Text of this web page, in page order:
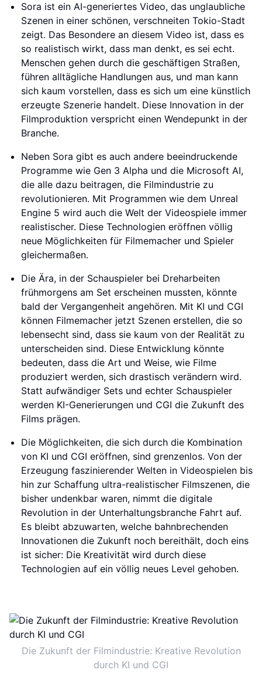
Sora ist ein AI-generiertes Video, das unglaubliche
Szenen in einer schönen, verschneiten Tokio-Stadt
zeigt. Das Besondere an diesem Video ist, dass es
so realistisch wirkt, dass man denkt, es sei echt.
Menschen gehen durch die geschäftigen Straßen,
führen alltägliche Handlungen aus, und man kann
sich kaum vorstellen, dass es sich um eine künstlich
erzeugte Szenerie handelt. Diese Innovation in der
Filmproduktion verspricht einen Wendepunkt in der
Branche.
Neben Sora gibt es auch andere beeindruckende
Programme wie Gen 3 Alpha und die Microsoft AI,
die alle dazu beitragen, die Filmindustrie zu
revolutionieren. Mit Programmen wie dem Unreal
Engine 5 wird auch die Welt der Videospiele immer
realistischer. Diese Technologien eröffnen völlig
neue Möglichkeiten für Filmemacher und Spieler
gleichermaßen.
Die Ära, in der Schauspieler bei Dreharbeiten
frühmorgens am Set erscheinen mussten, könnte
bald der Vergangenheit angehören. Mit KI und CGI
können Filmemacher jetzt Szenen erstellen, die so
lebensecht sind, dass sie kaum von der Realität zu
unterscheiden sind. Diese Entwicklung könnte
bedeuten, dass die Art und Weise, wie Filme
produziert werden, sich drastisch verändern wird.
Statt aufwändiger Sets und echter Schauspieler
werden KI-Generierungen und CGI die Zukunft des
Films prägen.
Die Möglichkeiten, die sich durch die Kombination
von KI und CGI eröffnen, sind grenzenlos. Von der
Erzeugung faszinierender Welten in Videospielen bis
hin zur Schaffung ultra-realistischer Filmszenen, die
bisher undenkbar waren, nimmt die digitale
Revolution in der Unterhaltungsbranche Fahrt auf.
Es bleibt abzuwarten, welche bahnbrechenden
Innovationen die Zukunft noch bereithält, doch eins
ist sicher: Die Kreativität wird durch diese
Technologien auf ein völlig neues Level gehoben.
Die Zukunft der Filmindustrie: Kreative Revolution
durch KI und CGI